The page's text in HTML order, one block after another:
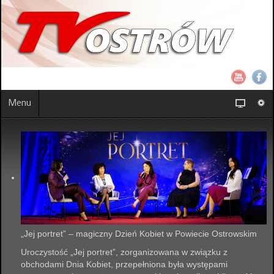
Menu
„Jej portret” – magiczny Dzień Kobiet w Powiecie Ostrowskim
Uroczystość „Jej portret”, zorganizowana w związku z
obchodami Dnia Kobiet, przepełniona była występami